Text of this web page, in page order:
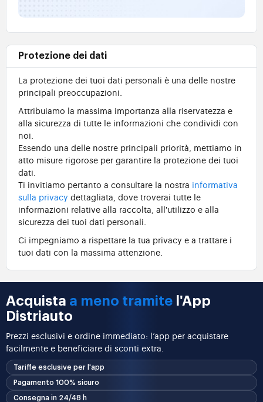
Protezione dei dati
La protezione dei tuoi dati personali è una delle nostre
principali preoccupazioni.
Attribuiamo la massima importanza alla riservatezza e
alla sicurezza di tutte le informazioni che condividi con
noi.
Essendo una delle nostre principali priorità, mettiamo in
atto misure rigorose per garantire la protezione dei tuoi
dati.
Ti invitiamo pertanto a consultare la nostra informativa
sulla privacy dettagliata, dove troverai tutte le
informazioni relative alla raccolta, all'utilizzo e alla
sicurezza dei tuoi dati personali.
Ci impegniamo a rispettare la tua privacy e a trattare i
tuoi dati con la massima attenzione.
Acquista a meno tramite l'App
Distriauto
Prezzi esclusivi e ordine immediato: l’app per acquistare
facilmente e beneficiare di sconti extra.
Tariffe esclusive per l'app
Pagamento 100% sicuro
Consegna in 24/48 h